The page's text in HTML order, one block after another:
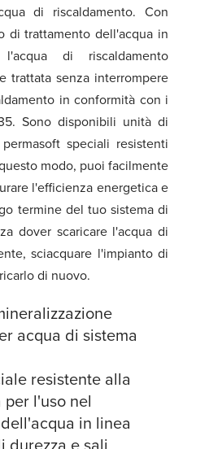
di riscaldamento. Con
di trattamento dell'acqua in
di riscaldamento
trattata senza interrompere
in conformità con i
Sono disponibili unità di
speciali resistenti
modo, puoi facilmente
l'efficienza energetica e
termine del tuo sistema di
dover scaricare l'acqua di
sciacquare l'impianto di
di nuovo.
acqua di sistema
resistente alla
l'uso nel
in linea